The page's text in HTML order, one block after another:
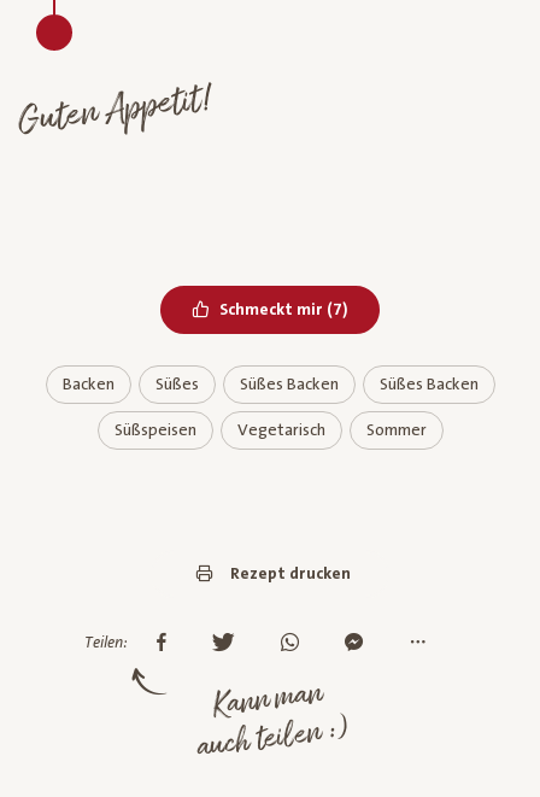
Guten Appetit!
Schmeckt mir Bereits geliked
(7)
Backen Süßes Süßes Backen Süßes Backen
Süßspeisen Vegetarisch Sommer
Rezept drucken
Teilen:
Kann man
auch teilen :)